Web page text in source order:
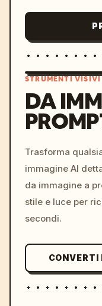
STRUMENTI VISIVI
DA
Trasforma
immagine AI
da immagine a
stile e luce per
secondi.
CONVERTI